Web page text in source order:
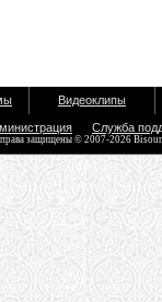
Видеоклипы
Служба
защищены © 2007-2026